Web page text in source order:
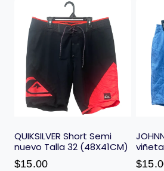
QUIKSILVER Short Semi
nuevo Talla 32 (48X41CM)
$15.00 $